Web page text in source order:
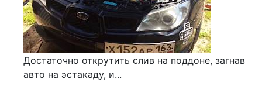
Достаточно открутить слив на поддоне, загнав
авто на эстакаду, и...